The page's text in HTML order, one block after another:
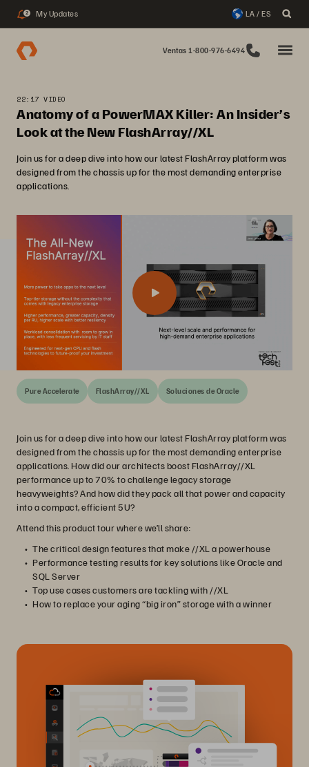
2 My Updates LA / ES
Ventas 1-800-976-6494
22:17 VIDEO
Anatomy of a PowerMAX Killer: An Insider’s
Look at the New FlashArray//XL
Join us for a deep dive into how our latest FlashArray platform was
designed from the chassis up for the most demanding enterprise
applications.
Pure Accelerate FlashArray//XL Soluciones de Oracle
Join us for a deep dive into how our latest FlashArray platform was
designed from the chassis up for the most demanding enterprise
applications. How did our architects boost FlashArray//XL
performance up to 70% to challenge legacy storage
heavyweights? And how did they pack all that power and capacity
into a compact, efficient 5U?
Attend this product tour where we’ll share:
The critical design features that make //XL a powerhouse
Performance testing results for key solutions like Oracle and
SQL Server
Top use cases customers are tackling with //XL
How to replace your aging “big iron” storage with a winner